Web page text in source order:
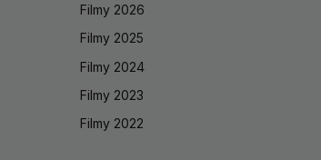
Filmy 2026
Filmy 2025
Filmy 2024
Filmy 2023
Filmy 2022